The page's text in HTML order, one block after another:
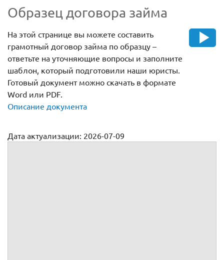
Образец договора займа
На этой странице вы можете составить
грамотный договор займа по образцу –
ответьте на уточняющие вопросы и заполните
шаблон, который подготовили наши юристы.
Готовый документ можно скачать в формате
Word или PDF.
Описание документа
Дата актуализации: 2026-07-09